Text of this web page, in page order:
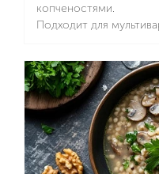
копченостями.
Подходит для